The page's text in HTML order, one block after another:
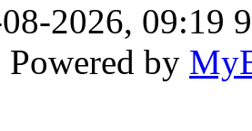
2026, 09:19 9
Powered by